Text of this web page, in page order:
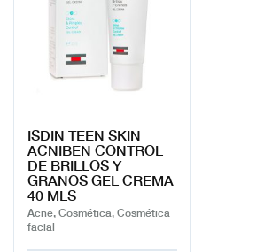
ISDIN TEEN SKIN
ACNIBEN CONTROL
DE BRILLOS Y
GRANOS GEL CREMA
40 MLS
Acne, Cosmética, Cosmética
facial